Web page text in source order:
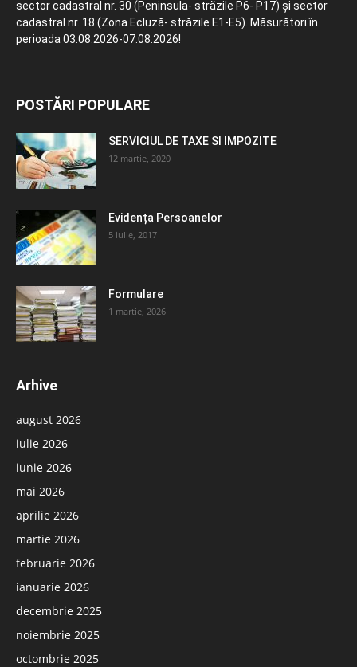
sector cadastral nr. 30 (Peninsula- străzile P6- P17) și sector
cadastral nr. 18 (Zona Ecluză- străzile E1-E5). Măsurători în
perioada 03.08.2026-07.08.2026!
POSTĂRI POPULARE
SERVICIUL DE TAXE SI IMPOZITE
12 martie, 2020
Evidența Persoanelor
5 iulie, 2017
Formulare
1 martie, 2026
Arhive
august 2026
iulie 2026
iunie 2026
mai 2026
aprilie 2026
martie 2026
februarie 2026
ianuarie 2026
decembrie 2025
noiembrie 2025
octombrie 2025